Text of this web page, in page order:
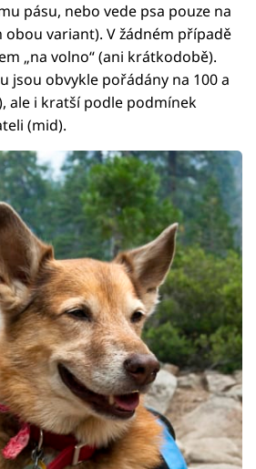
pásu, nebo vede psa pouze na
variant). V žádném případě
„na volno“ (ani krátkodobě).
jsou obvykle pořádány na 100 a
ale i kratší podle podmínek
(mid).